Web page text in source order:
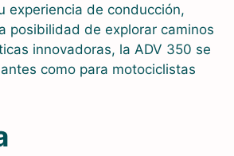
experiencia de conducción,
posibilidad de explorar caminos
innovadoras, la ADV 350 se
como para motociclistas